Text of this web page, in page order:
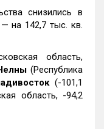
снизились в
на 142,7 тыс. кв.
область,
(Республика
(-101,1
область, -94,2